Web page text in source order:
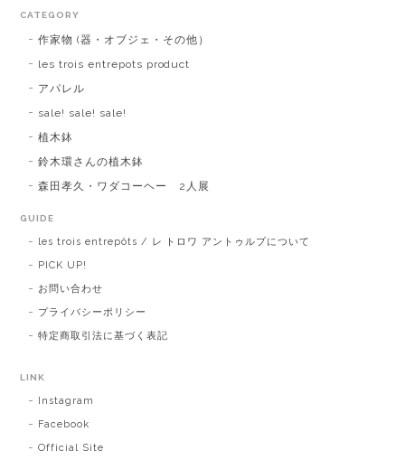
CATEGORY
作家物 (器・オブジェ・その他）
les trois entrepots product
アパレル
sale! sale! sale!
植木鉢
鈴木環さんの植木鉢
森田孝久・ワダコーヘー 2人展
GUIDE
les trois entrepôts / レ トロワ アントゥルプについて
PICK UP!
お問い合わせ
プライバシーポリシー
特定商取引法に基づく表記
LINK
Instagram
Facebook
Official Site